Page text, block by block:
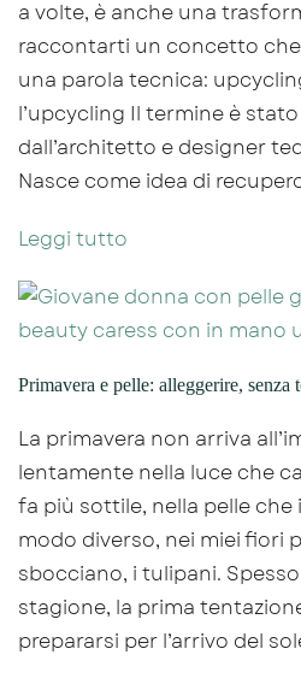
a volte, è anche una
raccontarti un concetto
una parola tecnica:
l’upcycling Il termine è
dall’architetto e designer
Nasce come idea di
Leggi tutto
Primavera e pelle: alleggerire, senza
La primavera non arriva
lentamente nella luce che
fa più sottile, nella pelle che
modo diverso, nei miei fiori
sbocciano, i tulipani.
stagione, la prima
prepararsi per l’arrivo del